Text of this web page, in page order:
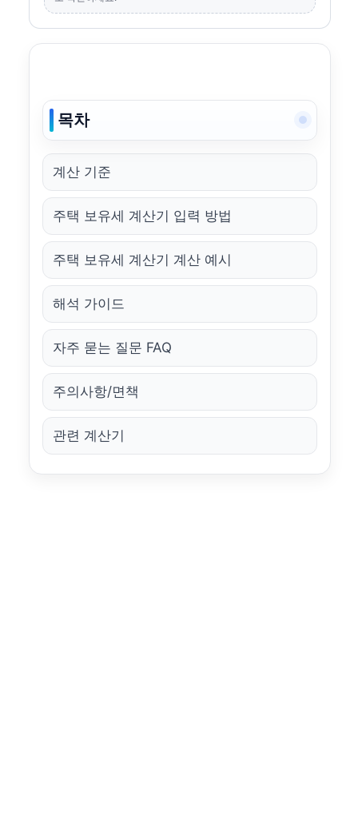
목차
계산 기준
주택 보유세 계산기 입력 방법
주택 보유세 계산기 계산 예시
해석 가이드
자주 묻는 질문 FAQ
주의사항/면책
관련 계산기